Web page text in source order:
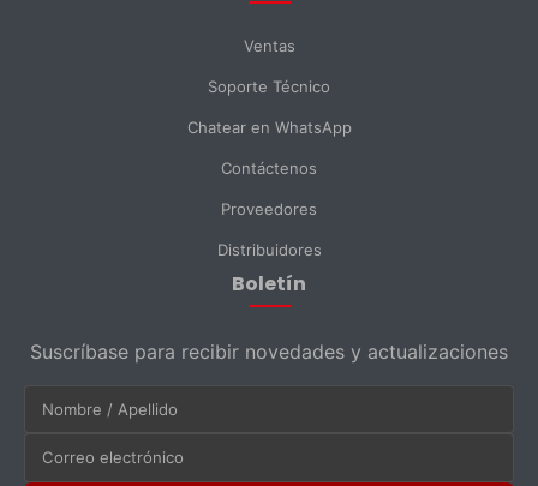
Ventas
Soporte Técnico
Chatear en WhatsApp
Contáctenos
Proveedores
Distribuidores
Boletín
Suscríbase para recibir novedades y actualizaciones